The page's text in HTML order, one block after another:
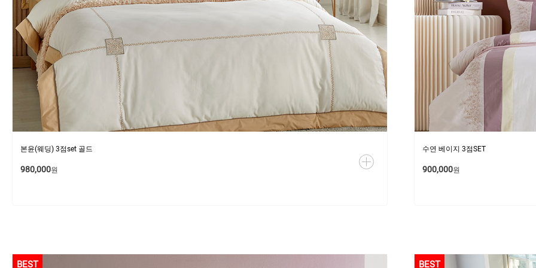
본윤(웨딩) 3점set 골드
980,000원
수연 베이지 3점SET
900,000원